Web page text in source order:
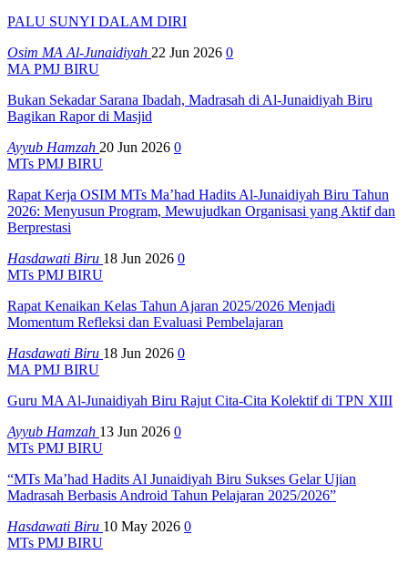
PALU SUNYI DALAM DIRI
Osim MA Al-Junaidiyah 22 Jun 2026 0
MA PMJ BIRU
Bukan Sekadar Sarana Ibadah, Madrasah di Al-Junaidiyah Biru
Bagikan Rapor di Masjid
Ayyub Hamzah 20 Jun 2026 0
MTs PMJ BIRU
Rapat Kerja OSIM MTs Ma’had Hadits Al-Junaidiyah Biru Tahun
2026: Menyusun Program, Mewujudkan Organisasi yang Aktif dan
Berprestasi
Hasdawati Biru 18 Jun 2026 0
MTs PMJ BIRU
Rapat Kenaikan Kelas Tahun Ajaran 2025/2026 Menjadi
Momentum Refleksi dan Evaluasi Pembelajaran
Hasdawati Biru 18 Jun 2026 0
MA PMJ BIRU
Guru MA Al-Junaidiyah Biru Rajut Cita-Cita Kolektif di TPN XIII
Ayyub Hamzah 13 Jun 2026 0
MTs PMJ BIRU
“MTs Ma’had Hadits Al Junaidiyah Biru Sukses Gelar Ujian
Madrasah Berbasis Android Tahun Pelajaran 2025/2026”
Hasdawati Biru 10 May 2026 0
MTs PMJ BIRU